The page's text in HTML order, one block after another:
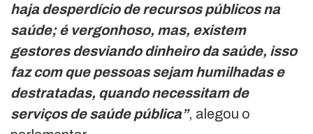
haja desperdício de recursos públicos na
saúde; é vergonhoso, mas, existem
gestores desviando dinheiro da saúde, isso
faz com que pessoas sejam humilhadas e
destratadas, quando necessitam de
serviços de saúde pública”, alegou o